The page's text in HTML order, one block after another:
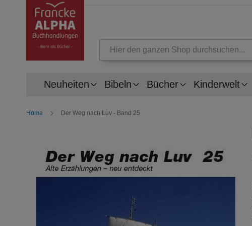
Neuheiten Bibeln Bücher Kinderwelt
Home Der Weg nach Luv - Band 25
Bildergalerie